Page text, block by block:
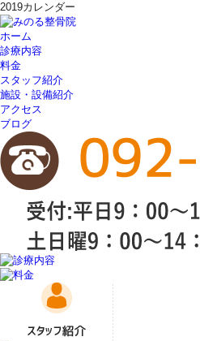
2019カレンダー
ホーム
診療内容
料金
スタッフ紹介
施設・設備紹介
アクセス
ブログ